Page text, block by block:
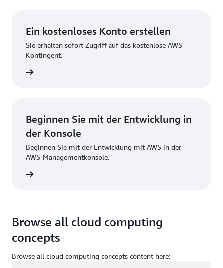
Ein kostenloses Konto erstellen
Sie erhalten sofort Zugriff auf das kostenlose AWS-
Kontingent.
Beginnen Sie mit der Entwicklung in
der Konsole
Beginnen Sie mit der Entwicklung mit AWS in der
AWS-Managementkonsole.
Browse all cloud computing
concepts
Browse all cloud computing concepts content here: